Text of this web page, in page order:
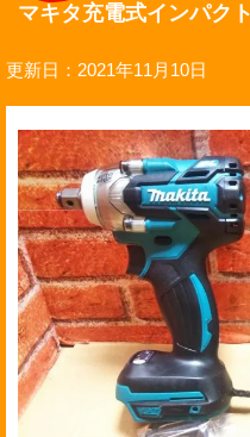
マキタ充電式インパク
更新日：2021年11月10日